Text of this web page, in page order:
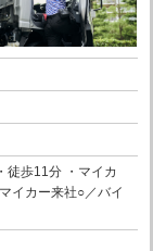
徒歩11分 ・マイカ
イカー来社○／バイ